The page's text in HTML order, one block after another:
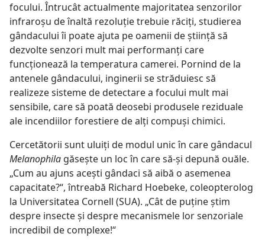
focului. Întrucât actualmente majoritatea senzorilor
infraroşu de înaltă rezoluţie trebuie răciţi, studierea
gândacului îi poate ajuta pe oamenii de ştiinţă să
dezvolte senzori mult mai performanţi care
funcţionează la temperatura camerei. Pornind de la
antenele gândacului, inginerii se străduiesc să
realizeze sisteme de detectare a focului mult mai
sensibile, care să poată deosebi produsele reziduale
ale incendiilor forestiere de alţi compuşi chimici.
Cercetătorii sunt uluiţi de modul unic în care gândacul
Melanophila găseşte un loc în care să-şi depună ouăle.
„Cum au ajuns aceşti gândaci să aibă o asemenea
capacitate?“, întreabă Richard Hoebeke, coleopterolog
la Universitatea Cornell (SUA). „Cât de puţine ştim
despre insecte şi despre mecanismele lor senzoriale
incredibil de complexe!“